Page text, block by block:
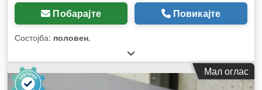
Побарајте Повикајте
Состојба: половен,
Мал оглас